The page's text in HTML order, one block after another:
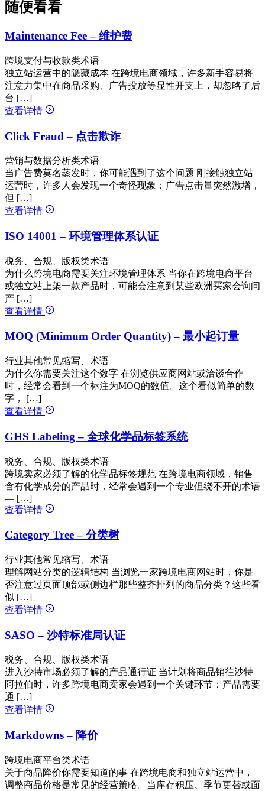
随便看看
Maintenance Fee – 维护费
跨境支付与收款类术语
独立站运营中的隐藏成本 在跨境电商领域，许多新手容易将
注意力集中在商品采购、广告投放等显性开支上，却忽略了后
台 […]
查看详情
Click Fraud – 点击欺诈
营销与数据分析类术语
当广告费莫名蒸发时，你可能遇到了这个问题 刚接触独立站
运营时，许多人会发现一个奇怪现象：广告点击量突然激增，
但 […]
查看详情
ISO 14001 – 环境管理体系认证
税务、合规、版权类术语
为什么跨境电商需要关注环境管理体系 当你在跨境电商平台
或独立站上架一款产品时，可能会注意到某些欧洲买家会询问
产 […]
查看详情
MOQ (Minimum Order Quantity) – 最小起订量
行业其他常见缩写、术语
为什么你需要关注这个数字 在浏览供应商网站或洽谈合作
时，经常会看到一个标注为MOQ的数值。这个看似简单的数
字， […]
查看详情
GHS Labeling – 全球化学品标签系统
税务、合规、版权类术语
跨境卖家必须了解的化学品标签规范 在跨境电商领域，销售
含有化学成分的产品时，经常会遇到一个专业但绕不开的术语
— […]
查看详情
Category Tree – 分类树
行业其他常见缩写、术语
理解网站分类的逻辑结构 当浏览一家跨境电商网站时，你是
否注意过页面顶部或侧边栏那些整齐排列的商品分类？这些看
似 […]
查看详情
SASO – 沙特标准局认证
税务、合规、版权类术语
进入沙特市场必须了解的产品通行证 当计划将商品销往沙特
阿拉伯时，许多跨境电商卖家会遇到一个关键环节：产品需要
通 […]
查看详情
Markdowns – 降价
跨境电商平台类术语
关于商品降价你需要知道的事 在跨境电商和独立站运营中，
调整商品价格是常见的经营策略。当库存积压、季节更替或面